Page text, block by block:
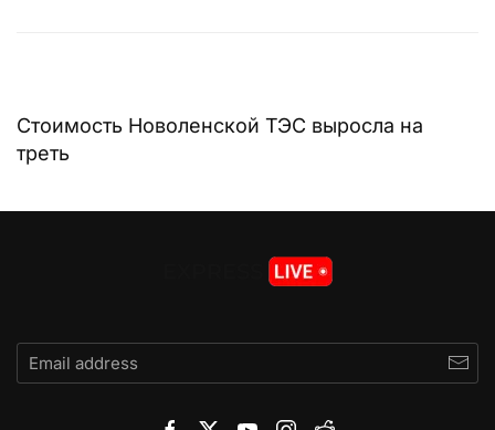
Стоимость Новоленской ТЭС выросла на
треть